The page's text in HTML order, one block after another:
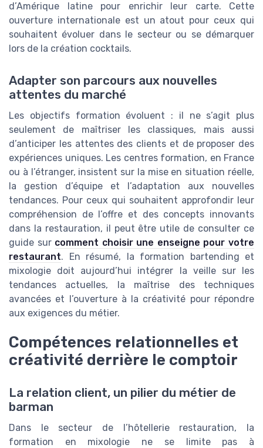
d’Amérique latine pour enrichir leur carte. Cette
ouverture internationale est un atout pour ceux qui
souhaitent évoluer dans le secteur ou se démarquer
lors de la création cocktails.
Adapter son parcours aux nouvelles
attentes du marché
Les objectifs formation évoluent : il ne s’agit plus
seulement de maîtriser les classiques, mais aussi
d’anticiper les attentes des clients et de proposer des
expériences uniques. Les centres formation, en France
ou à l’étranger, insistent sur la mise en situation réelle,
la gestion d’équipe et l’adaptation aux nouvelles
tendances. Pour ceux qui souhaitent approfondir leur
compréhension de l’offre et des concepts innovants
dans la restauration, il peut être utile de consulter ce
guide sur comment choisir une enseigne pour votre
restaurant. En résumé, la formation bartending et
mixologie doit aujourd’hui intégrer la veille sur les
tendances actuelles, la maîtrise des techniques
avancées et l’ouverture à la créativité pour répondre
aux exigences du métier.
Compétences relationnelles et
créativité derrière le comptoir
La relation client, un pilier du métier de
barman
Dans le secteur de l’hôtellerie restauration, la
formation en mixologie ne se limite pas à